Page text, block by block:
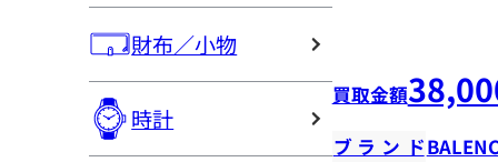
財布／小物
時計
買取金額
ブランド